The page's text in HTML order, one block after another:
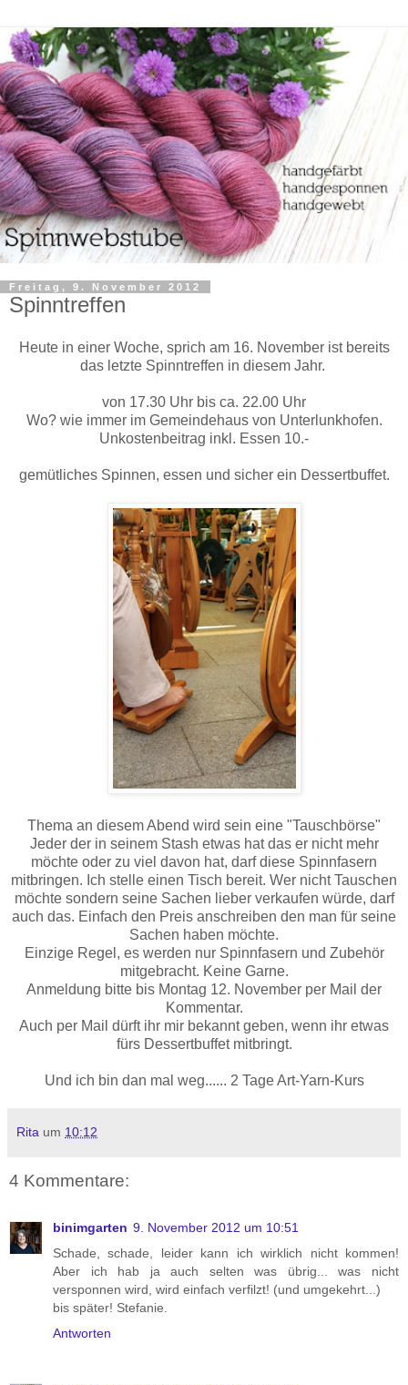
Freitag, 9. November 2012
Spinntreffen
Heute in einer Woche, sprich am 16. November ist bereits
das letzte Spinntreffen in diesem Jahr.
von 17.30 Uhr bis ca. 22.00 Uhr
Wo? wie immer im Gemeindehaus von Unterlunkhofen.
Unkostenbeitrag inkl. Essen 10.-
gemütliches Spinnen, essen und sicher ein Dessertbuffet.
Thema an diesem Abend wird sein eine "Tauschbörse"
Jeder der in seinem Stash etwas hat das er nicht mehr
möchte oder zu viel davon hat, darf diese Spinnfasern
mitbringen. Ich stelle einen Tisch bereit. Wer nicht Tauschen
möchte sondern seine Sachen lieber verkaufen würde, darf
auch das. Einfach den Preis anschreiben den man für seine
Sachen haben möchte.
Einzige Regel, es werden nur Spinnfasern und Zubehör
mitgebracht. Keine Garne.
Anmeldung bitte bis Montag 12. November per Mail der
Kommentar.
Auch per Mail dürft ihr mir bekannt geben, wenn ihr etwas
fürs Dessertbuffet mitbringt.
Und ich bin dan mal weg...... 2 Tage Art-Yarn-Kurs
Rita um 10:12
4 Kommentare:
binimgarten 9. November 2012 um 10:51
Schade, schade, leider kann ich wirklich nicht kommen!
Aber ich hab ja auch selten was übrig... was nicht
versponnen wird, wird einfach verfilzt! (und umgekehrt...)
bis später! Stefanie.
Antworten